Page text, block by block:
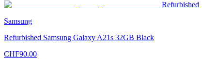
Refurbished
Samsung
Refurbished Samsung Galaxy A21s 32GB Black
CHF90.00